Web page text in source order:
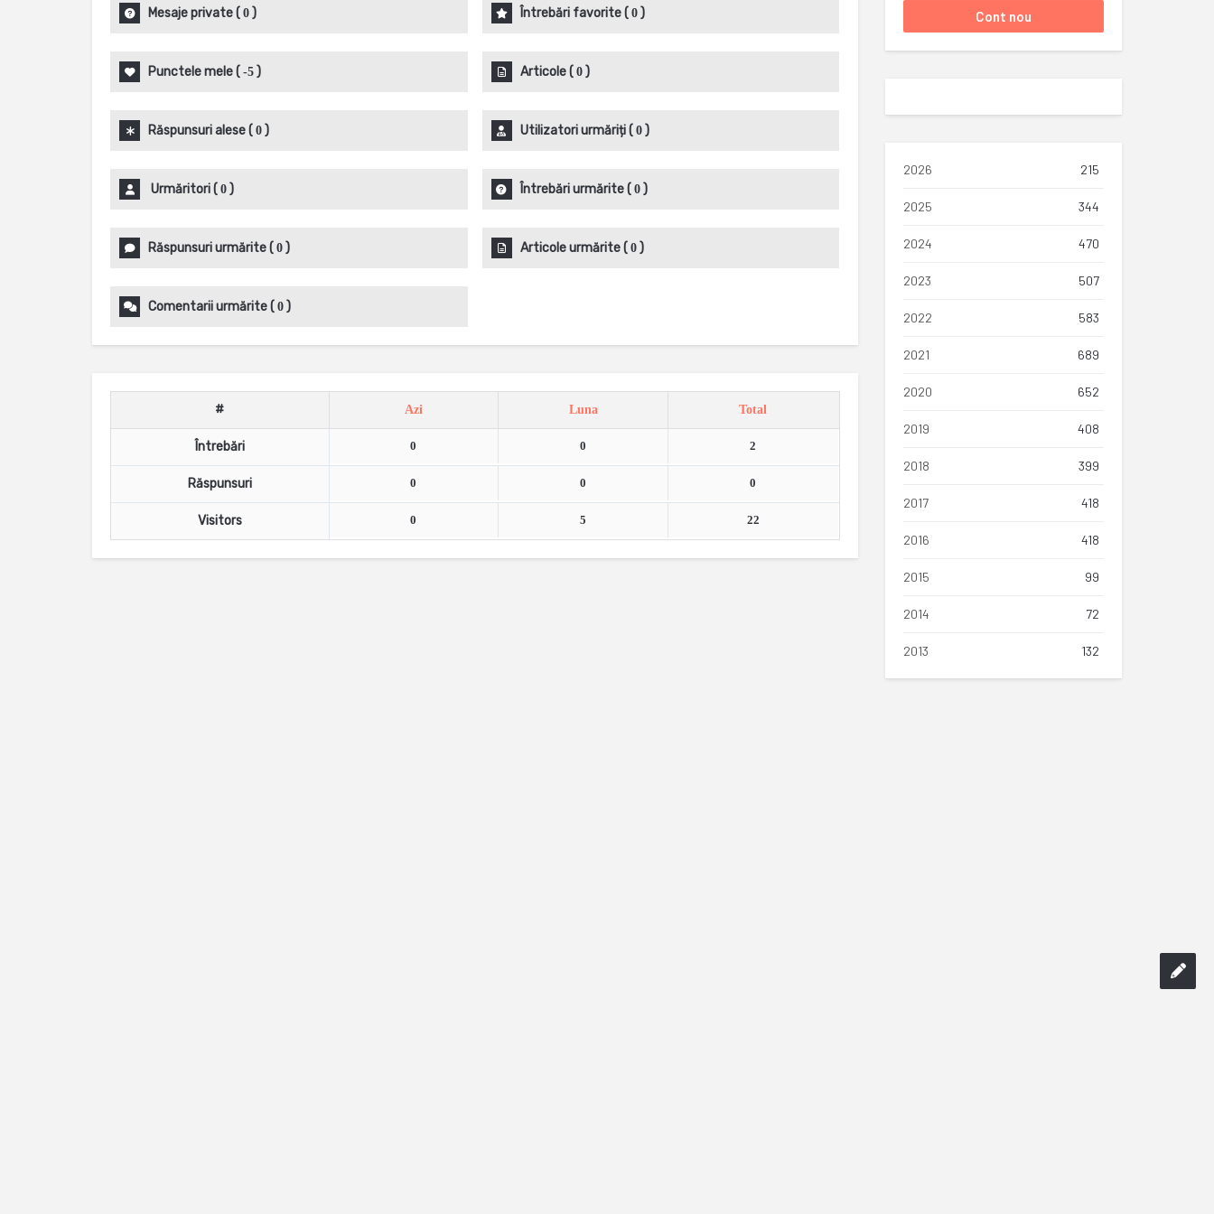
Mesaje private( 0 ) Întrebări favorite( 0)
Punctele mele( -5 ) Articole( 0)
Răspunsuri alese( 0 ) Utilizatori urmăriți( 0)
Urmăritori( 0 ) Întrebări urmărite( 0)
Răspunsuri urmărite( 0 ) Articole urmărite( 0)
Comentarii urmărite( 0 )
# Azi Luna Total
Întrebări 0 0 2
Răspunsuri 0 0 0
Visitors 0 5 22
2026 215
2025 344
2024 470
2023 507
2022 583
2021 689
2020 652
2019 408
2018 399
2017 418
2016 418
2015 99
2014 72
2013 132